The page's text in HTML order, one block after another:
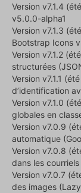
Version v7.1.4
v5.0.0-alpha1
Version v7.1.3
Bootstrap Icons
Version v7.1.2
structurées
Version v7.1.1
d’identification
Version v7.1.0
globales en
Version v7.0.9
automatique
Version v7.0.8
dans les courriels
Version v7.0.7
des images